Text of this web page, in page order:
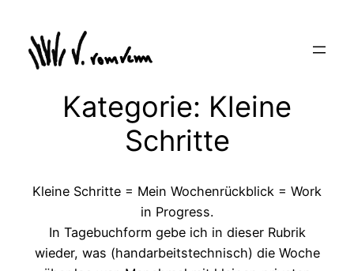
Inhalt
springen
Kategorie: Kleine
Schritte
Kleine Schritte = Mein Wochenrückblick = Work
in Progress.
In Tagebuchform gebe ich in dieser Rubrik
wieder, was (handarbeitstechnisch) die Woche